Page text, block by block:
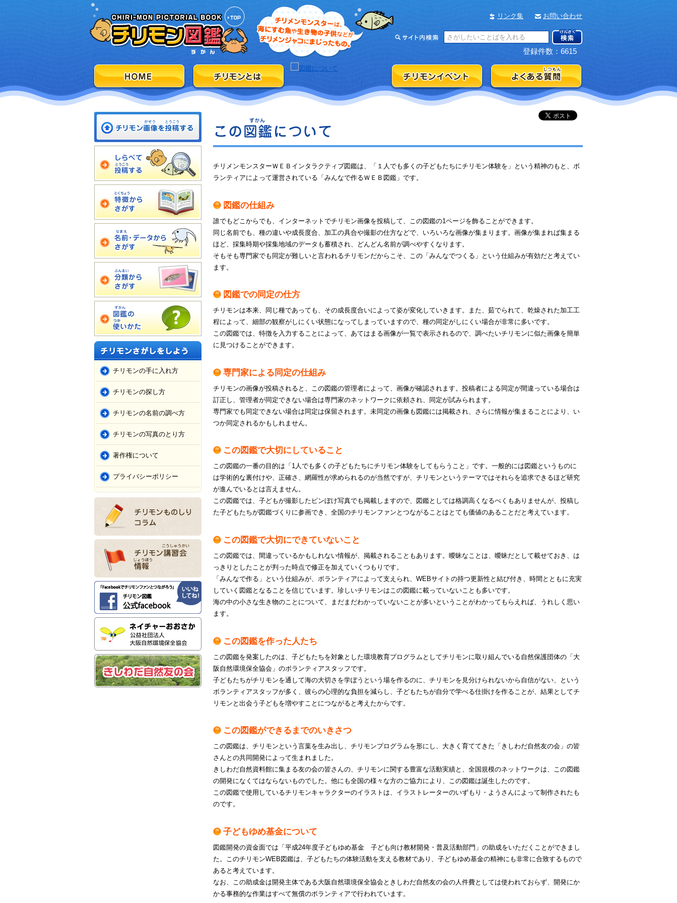
リンク集 お問い合わせ
登録件数：6615
チリモンの手に入れ方
チリモンの探し方
チリモンの名前の調べ方
チリモンの写真のとり方
著作権について
プライバシーポリシー
チリメンモンスターＷＥＢインタラクティブ図鑑は、「１人でも多くの子どもたちにチリモン体験を」という精神のもと、ボ
ランティアによって運営されている「みんなで作るＷＥＢ図鑑」です。
図鑑の仕組み
誰でもどこからでも、インターネットでチリモン画像を投稿して、この図鑑の1ページを飾ることができます。
同じ名前でも、種の違いや成長度合、加工の具合や撮影の仕方などで、いろいろな画像が集まります。画像が集まれば集まる
ほど、採集時期や採集地域のデータも蓄積され、どんどん名前が調べやすくなります。
そもそも専門家でも同定が難しいと言われるチリモンだからこそ、この「みんなでつくる」という仕組みが有効だと考えてい
ます。
図鑑での同定の仕方
チリモンは本来、同じ種であっても、その成長度合いによって姿が変化していきます。また、茹でられて、乾燥された加工工
程によって、細部の観察がしにくい状態になってしまっていますので、種の同定がしにくい場合が非常に多いです。
この図鑑では、特徴を入力することによって、あてはまる画像が一覧で表示されるので、調べたいチリモンに似た画像を簡単
に見つけることができます。
専門家による同定の仕組み
チリモンの画像が投稿されると、この図鑑の管理者によって、画像が確認されます。投稿者による同定が間違っている場合は
訂正し、管理者が同定できない場合は専門家のネットワークに依頼され、同定が試みられます。
専門家でも同定できない場合は同定は保留されます。未同定の画像も図鑑には掲載され、さらに情報が集まることにより、い
つか同定されるかもしれません。
この図鑑で大切にしていること
この図鑑の一番の目的は「1人でも多くの子どもたちにチリモン体験をしてもらうこと」です。一般的には図鑑というものに
は学術的な裏付けや、正確さ、網羅性が求められるのが当然ですが、チリモンというテーマではそれらを追求できるほど研究
が進んでいるとは言えません。
この図鑑では、子どもが撮影したピンぼけ写真でも掲載しますので、図鑑としては格調高くなるべくもありませんが、投稿し
た子どもたちが図鑑づくりに参画でき、全国のチリモンファンとつながることはとても価値のあることだと考えています。
この図鑑で大切にできていないこと
この図鑑では、間違っているかもしれない情報が、掲載されることもあります。曖昧なことは、曖昧だとして載せておき、は
っきりとしたことが判った時点で修正を加えていくつもりです。
「みんなで作る」という仕組みが、ボランティアによって支えられ、WEBサイトの持つ更新性と結び付き、時間とともに充実
していく図鑑となることを信じています。珍しいチリモンはこの図鑑に載っていないことも多いです。
海の中の小さな生き物のことについて、まだまだわかっていないことが多いということがわかってもらえれば、うれしく思い
ます。
この図鑑を作った人たち
この図鑑を発案したのは、子どもたちを対象とした環境教育プログラムとしてチリモンに取り組んでいる自然保護団体の「大
阪自然環境保全協会」のボランティアスタッフです。
子どもたちがチリモンを通して海の大切さを学ぼうという場を作るのに、チリモンを見分けられないから自信がない、という
ボランティアスタッフが多く、彼らの心理的な負担を減らし、子どもたちが自分で学べる仕掛けを作ることが、結果としてチ
リモンと出会う子どもを増やすことにつながると考えたからです。
この図鑑ができるまでのいきさつ
この図鑑は、チリモンという言葉を生み出し、チリモンプログラムを形にし、大きく育ててきた「きしわだ自然友の会」の皆
さんとの共同開発によって生まれました。
きしわだ自然資料館に集まる友の会の皆さんの、チリモンに関する豊富な活動実績と、全国規模のネットワークは、この図鑑
の開発になくてはならないものでした。他にも全国の様々な方のご協力により、この図鑑は誕生したのです。
この図鑑で使用しているチリモンキャラクターのイラストは、イラストレーターのいずもり・ようさんによって制作されたも
のです。
子どもゆめ基金について
図鑑開発の資金面では「平成24年度子どもゆめ基金 子ども向け教材開発・普及活動部門」の助成をいただくことができまし
た。このチリモンWEB図鑑は、子どもたちの体験活動を支える教材であり、子どもゆめ基金の精神にも非常に合致するもので
あると考えています。
なお、この助成金は開発主体である大阪自然環境保全協会ときしわだ自然友の会の人件費としては使われておらず、開発にか
かる事務的な作業はすべて無償のボランティアで行われています。